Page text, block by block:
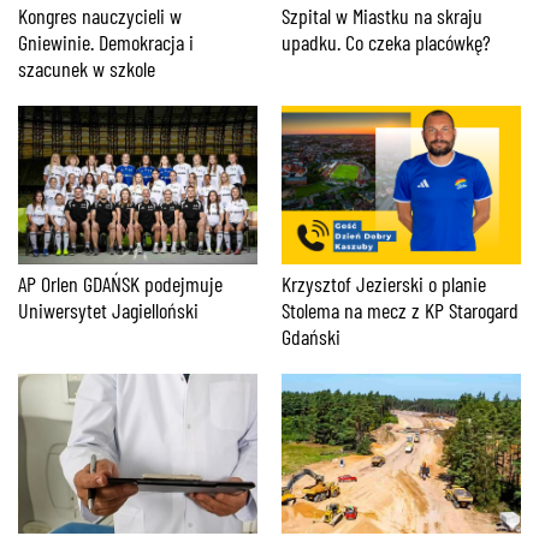
Kongres nauczycieli w
Gniewinie. Demokracja i
szacunek w szkole
Szpital w Miastku na skraju
upadku. Co czeka placówkę?
AP Orlen GDAŃSK podejmuje
Uniwersytet Jagielloński
Krzysztof Jezierski o planie
Stolema na mecz z KP Starogard
Gdański